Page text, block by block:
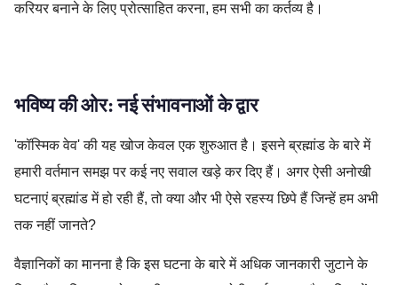
करियर बनाने के लिए प्रोत्साहित करना, हम सभी का कर्तव्य है।
भविष्य की ओर: नई संभावनाओं के द्वार
'कॉस्मिक वेव' की यह खोज केवल एक शुरुआत है। इसने ब्रह्मांड के बारे में
हमारी वर्तमान समझ पर कई नए सवाल खड़े कर दिए हैं। अगर ऐसी अनोखी
घटनाएं ब्रह्मांड में हो रही हैं, तो क्या और भी ऐसे रहस्य छिपे हैं जिन्हें हम अभी
तक नहीं जानते?
वैज्ञानिकों का मानना है कि इस घटना के बारे में अधिक जानकारी जुटाने के